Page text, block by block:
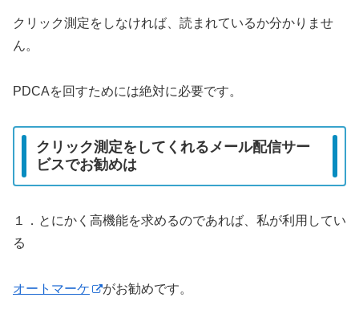
クリック測定をしなければ、読まれているか分かりませ
ん。
PDCAを回すためには絶対に必要です。
クリック測定をしてくれるメール配信サー
ビスでお勧めは
１．とにかく高機能を求めるのであれば、私が利用してい
る
オートマーケ がお勧めです。